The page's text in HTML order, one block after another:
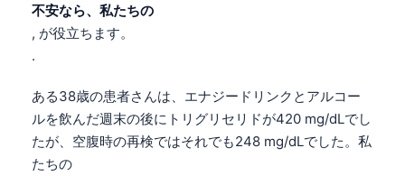
不安なら、私たちの
, が役立ちます。
.
ある38歳の患者さんは、エナジードリンクとアルコー
ルを飲んだ週末の後にトリグリセリドが420 mg/dLでし
たが、空腹時の再検ではそれでも248 mg/dLでした。私
たちの